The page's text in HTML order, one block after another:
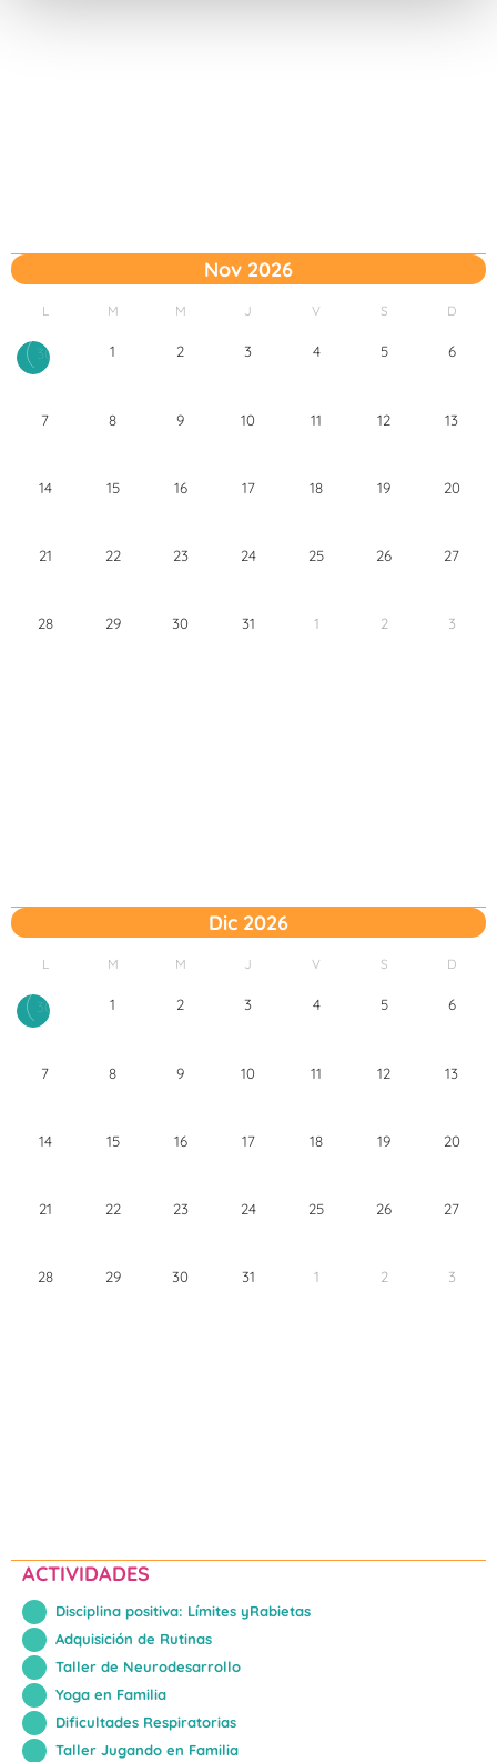
Nov 2026
L M M J V S D
30 1 2 3 4 5 6
7 8 9 10 11 12 13
14 15 16 17 18 19 20
21 22 23 24 25 26 27
28 29 30 31 1 2 3
Dic 2026
L M M J V S D
30 1 2 3 4 5 6
7 8 9 10 11 12 13
14 15 16 17 18 19 20
21 22 23 24 25 26 27
28 29 30 31 1 2 3
ACTIVIDADES
Disciplina positiva: Límites yRabietas
Adquisición de Rutinas
Taller de Neurodesarrollo
Yoga en Familia
Dificultades Respiratorias
Taller Jugando en Familia